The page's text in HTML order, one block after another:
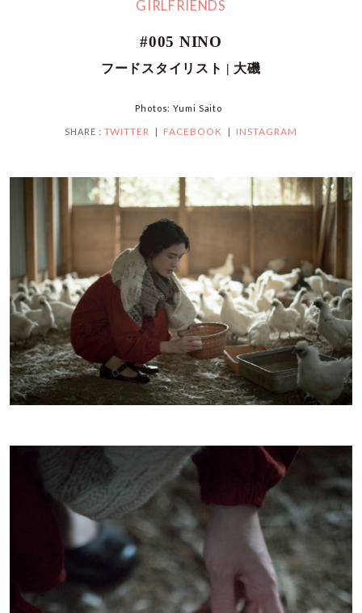
GIRLFRIENDS
#005 NINO
フードスタイリスト | 大磯
Photos: Yumi Saito
SHARE : TWITTER FACEBOOK INSTAGRAM